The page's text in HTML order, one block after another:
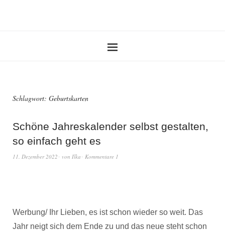
Schlagwort: Geburtskarten
Schöne Jahreskalender selbst gestalten,
so einfach geht es
11. Dezember 2022 von Ilka Kommentare 1
Werbung/ Ihr Lieben, es ist schon wieder so weit. Das
Jahr neigt sich dem Ende zu und das neue steht schon